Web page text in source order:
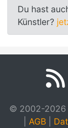
Du hast
Künstler?
© 2002-2026
AGB